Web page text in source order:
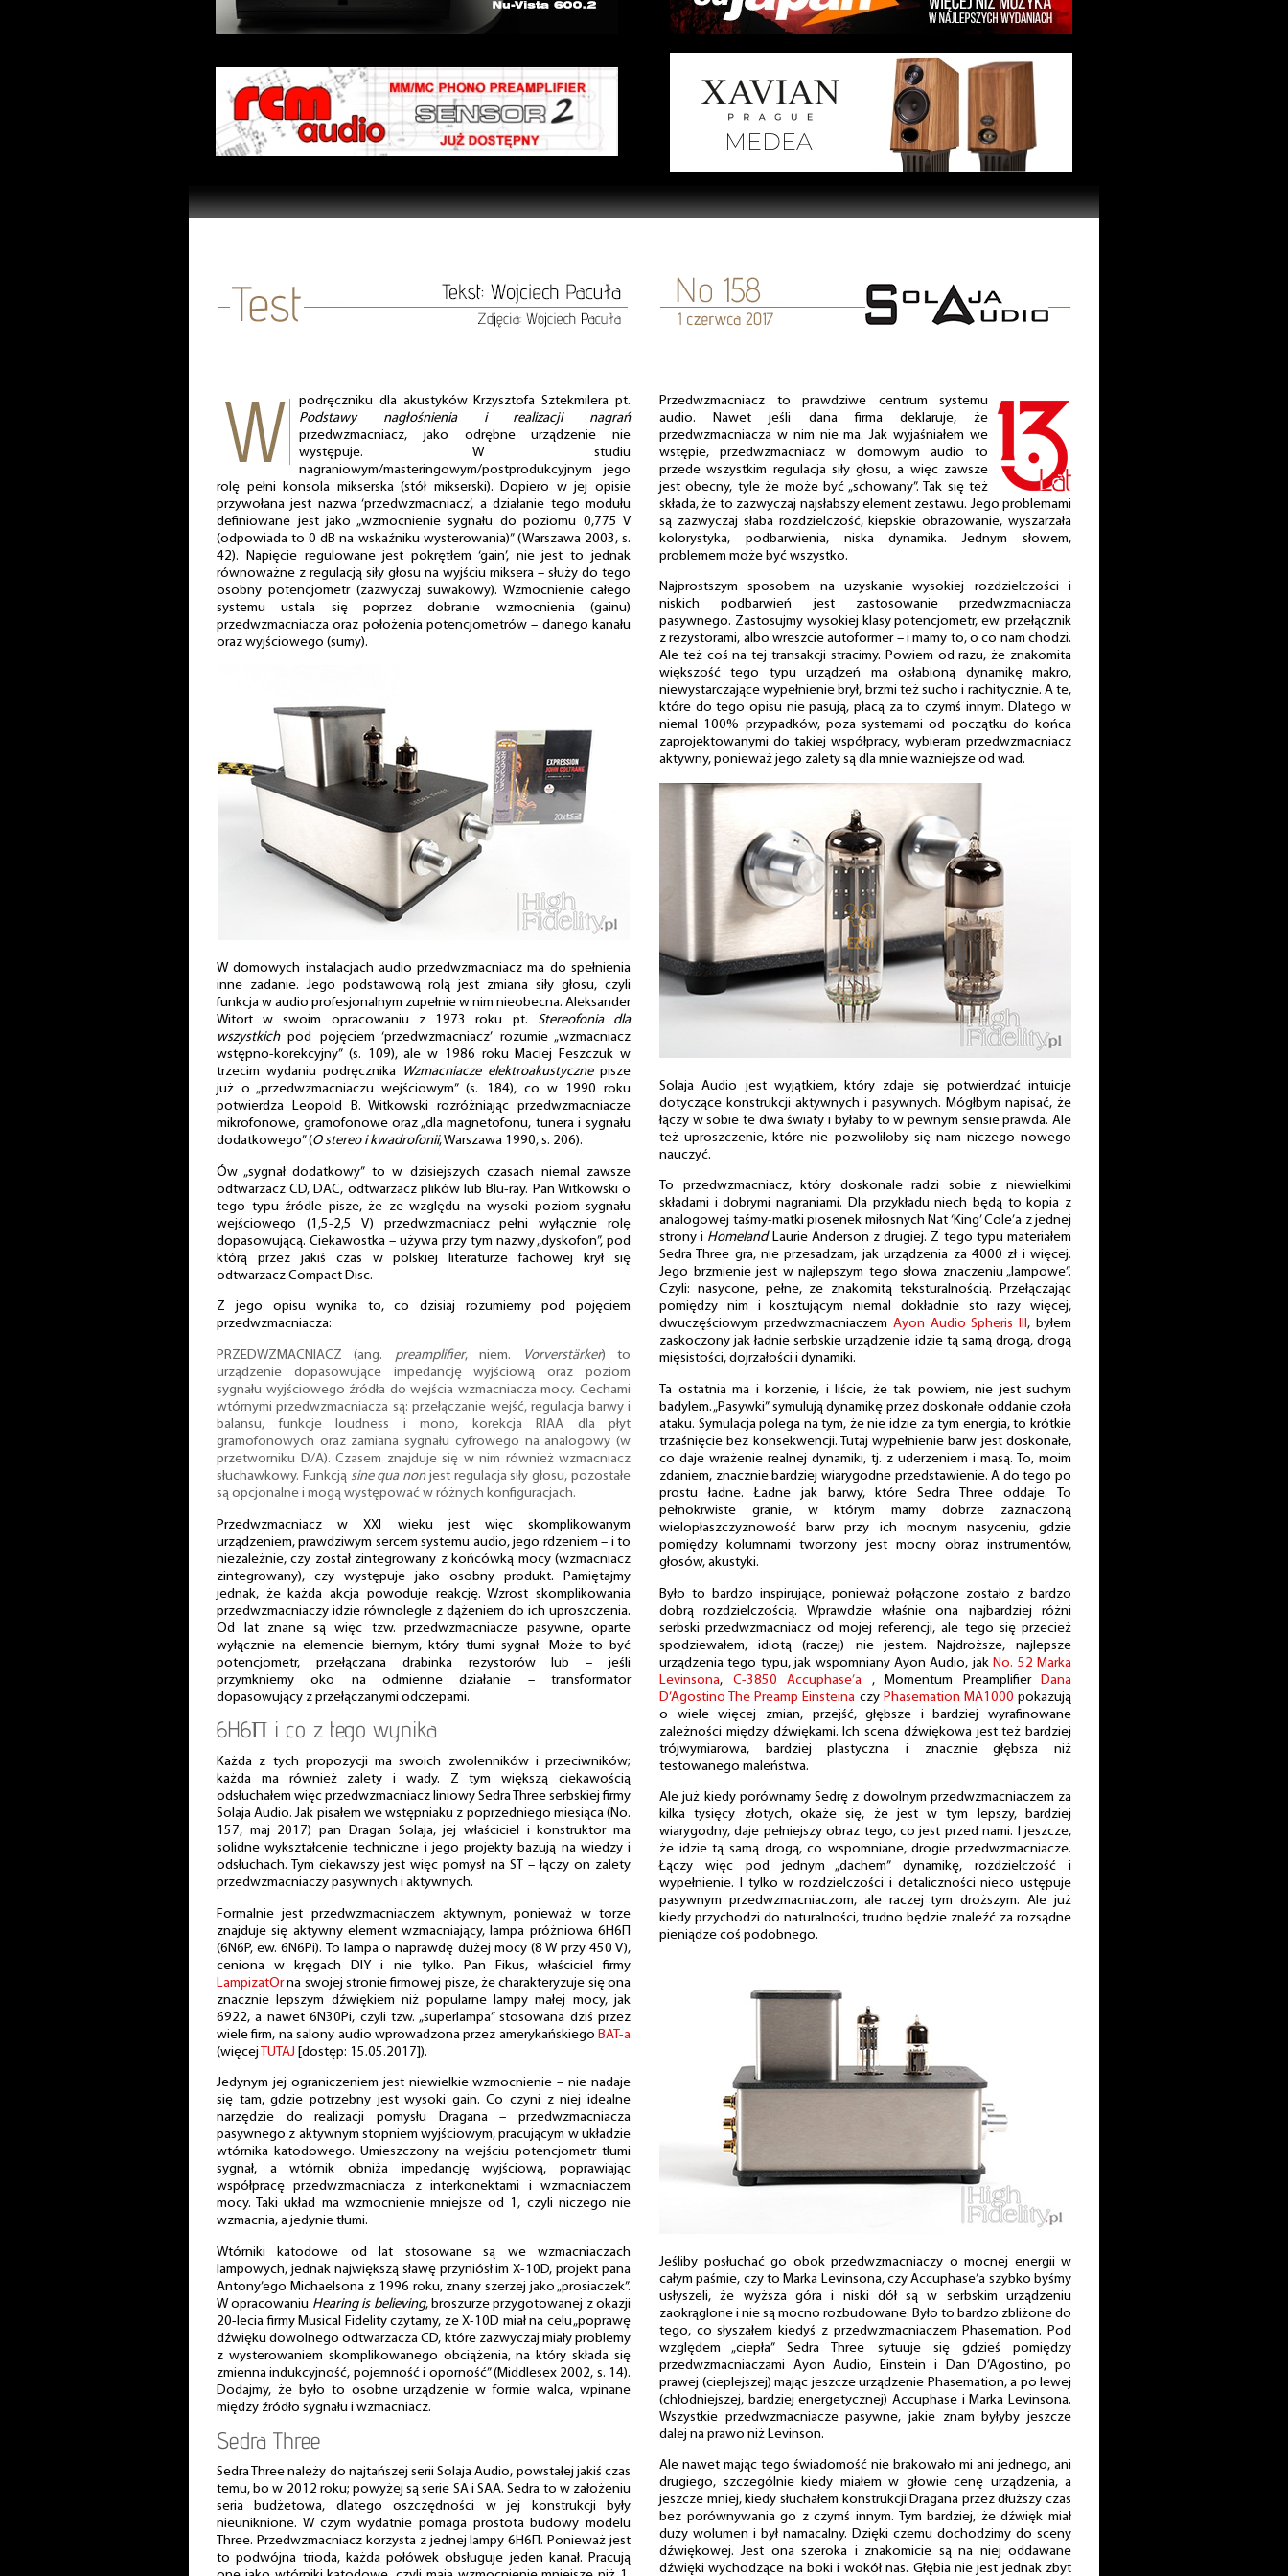
podręczniku dla akustyków Krzysztofa Sztekmilera pt.
Podstawy nagłośnienia i realizacji nagrań
przedwzmacniacz, jako odrębne urządzenie nie
występuje. W studiu
nagraniowym/masteringowym/postprodukcyjnym jego
rolę pełni konsola mikserska (stół mikserski). Dopiero w jej opisie
przywołana jest nazwa ‘przedwzmacniacz’, a działanie tego modułu
definiowane jest jako „wzmocnienie sygnału do poziomu 0,775 V
(odpowiada to 0 dB na wskaźniku wysterowania)” (Warszawa 2003, s.
42). Napięcie regulowane jest pokrętłem ‘gain’, nie jest to jednak
równoważne z regulacją siły głosu na wyjściu miksera – służy do tego
osobny potencjometr (zazwyczaj suwakowy). Wzmocnienie całego
systemu ustala się poprzez dobranie wzmocnienia (gainu)
przedwzmacniacza oraz położenia potencjometrów – danego kanału
oraz wyjściowego (sumy).
W domowych instalacjach audio przedwzmacniacz ma do spełnienia
inne zadanie. Jego podstawową rolą jest zmiana siły głosu, czyli
funkcja w audio profesjonalnym zupełnie w nim nieobecna. Aleksander
Witort w swoim opracowaniu z 1973 roku pt. Stereofonia dla
wszystkichpod pojęciem ‘przedwzmacniacz’ rozumie „wzmacniacz
wstępno-korekcyjny” (s. 109), ale w 1986 roku Maciej Feszczuk w
trzecim wydaniu podręcznika
Wzmacniacze elektroakustycznepisze
już o „przedwzmacniaczu wejściowym” (s. 184), co w 1990 roku
potwierdza Leopold B. Witkowski rozróżniając przedwzmacniacze
mikrofonowe, gramofonowe oraz „dla magnetofonu, tunera i sygnału
dodatkowego” (O stereo i kwadrofonii, Warszawa 1990, s. 206).
Ów „sygnał dodatkowy” to w dzisiejszych czasach niemal zawsze
odtwarzacz CD, DAC, odtwarzacz plików lub Blu-ray. Pan Witkowski o
tego typu źródle pisze, że ze względu na wysoki poziom sygnału
wejściowego (1,5-2,5 V) przedwzmacniacz pełni wyłącznie rolę
dopasowującą. Ciekawostka – używa przy tym nazwy „dyskofon”, pod
którą przez jakiś czas w polskiej literaturze fachowej krył się
odtwarzacz Compact Disc.
Z jego opisu wynika to, co dzisiaj rozumiemy pod pojęciem
przedwzmacniacza:
PRZEDWZMACNIACZ (ang. preamplifier, niem. Vorverstärker) to
urządzenie dopasowujące impedancję wyjściową oraz poziom
sygnału wyjściowego źródła do wejścia wzmacniacza mocy. Cechami
wtórnymi przedwzmacniacza są: przełączanie wejść, regulacja barwy i
balansu, funkcje loudness i mono, korekcja RIAA dla płyt
gramofonowych oraz zamiana sygnału cyfrowego na analogowy (w
przetworniku D/A). Czasem znajduje się w nim również wzmacniacz
słuchawkowy. Funkcją sine qua nonjest regulacja siły głosu, pozostałe
są opcjonalne i mogą występować w różnych konfiguracjach.
Przedwzmacniacz w XXI wieku jest więc skomplikowanym
urządzeniem, prawdziwym sercem systemu audio, jego rdzeniem – i to
niezależnie, czy został zintegrowany z końcówką mocy (wzmacniacz
zintegrowany), czy występuje jako osobny produkt. Pamiętajmy
jednak, że każda akcja powoduje reakcję. Wzrost skomplikowania
przedwzmacniaczy idzie równolegle z dążeniem do ich uproszczenia.
Od lat znane są więc tzw. przedwzmacniacze pasywne, oparte
wyłącznie na elemencie biernym, który tłumi sygnał. Może to być
potencjometr, przełączana drabinka rezystorów lub – jeśli
przymkniemy oko na odmienne działanie – transformator
dopasowujący z przełączanymi odczepami.
6H6П i co z tego wynika
Każda z tych propozycji ma swoich zwolenników i przeciwników;
każda ma również zalety i wady. Z tym większą ciekawością
odsłuchałem więc przedwzmacniacz liniowy Sedra Three serbskiej firmy
Solaja Audio. Jak pisałem we wstępniaku z poprzedniego miesiąca (No.
157, maj 2017) pan Dragan Solaja, jej właściciel i konstruktor ma
solidne wykształcenie techniczne i jego projekty bazują na wiedzy i
odsłuchach. Tym ciekawszy jest więc pomysł na ST – łączy on zalety
przedwzmacniaczy pasywnych i aktywnych.
Formalnie jest przedwzmacniaczem aktywnym, ponieważ w torze
znajduje się aktywny element wzmacniający, lampa próżniowa 6H6П
(6N6P, ew. 6N6Pi). To lampa o naprawdę dużej mocy (8 W przy 450 V),
ceniona w kręgach DIY i nie tylko. Pan Fikus, właściciel firmy
LampizatOrna swojej stronie firmowej pisze, że charakteryzuje się ona
znacznie lepszym dźwiękiem niż popularne lampy małej mocy, jak
6922, a nawet 6N30Pi, czyli tzw. „superlampa” stosowana dziś przez
wiele firm, na salony audio wprowadzona przez amerykańskiego BAT-a
(więcej TUTAJ [dostęp: 15.05.2017]).
Jedynym jej ograniczeniem jest niewielkie wzmocnienie – nie nadaje
się tam, gdzie potrzebny jest wysoki gain. Co czyni z niej idealne
narzędzie do realizacji pomysłu Dragana – przedwzmacniacza
pasywnego z aktywnym stopniem wyjściowym, pracującym w układzie
wtórnika katodowego. Umieszczony na wejściu potencjometr tłumi
sygnał, a wtórnik obniża impedancję wyjściową, poprawiając
współpracę przedwzmacniacza z interkonektami i wzmacniaczem
mocy. Taki układ ma wzmocnienie mniejsze od 1, czyli niczego nie
wzmacnia, a jedynie tłumi.
Wtórniki katodowe od lat stosowane są we wzmacniaczach
lampowych, jednak największą sławę przyniósł im X-10D, projekt pana
Antony’ego Michaelsona z 1996 roku, znany szerzej jako „prosiaczek”.
W opracowaniu Hearing is believing, broszurze przygotowanej z okazji
20-lecia firmy Musical Fidelity czytamy, że X-10D miał na celu „poprawę
dźwięku dowolnego odtwarzacza CD, które zazwyczaj miały problemy
z wysterowaniem skomplikowanego obciążenia, na który składa się
zmienna indukcyjność, pojemność i oporność” (Middlesex 2002, s. 14).
Dodajmy, że było to osobne urządzenie w formie walca, wpinane
między źródło sygnału i wzmacniacz.
Sedra Three
Sedra Three należy do najtańszej serii Solaja Audio, powstałej jakiś czas
temu, bo w 2012 roku; powyżej są serie SA i SAA. Sedra to w założeniu
seria budżetowa, dlatego oszczędności w jej konstrukcji były
nieuniknione. W czym wydatnie pomaga prostota budowy modelu
Three. Przedwzmacniacz korzysta z jednej lampy 6H6П. Ponieważ jest
to podwójna trioda, każda połówek obsługuje jeden kanał. Pracują
Przedwzmacniacz to prawdziwe centrum systemu
audio. Nawet jeśli dana firma deklaruje, że
przedwzmacniacza w nim nie ma. Jak wyjaśniałem we
wstępie, przedwzmacniacz w domowym audio to
przede wszystkim regulacja siły głosu, a więc zawsze
jest obecny, tyle że może być „schowany”. Tak się też
składa, że to zazwyczaj najsłabszy element zestawu. Jego problemami
są zazwyczaj słaba rozdzielczość, kiepskie obrazowanie, wyszarzała
kolorystyka, podbarwienia, niska dynamika. Jednym słowem,
problemem może być wszystko.
Najprostszym sposobem na uzyskanie wysokiej rozdzielczości i
niskich podbarwień jest zastosowanie przedwzmacniacza
pasywnego. Zastosujmy wysokiej klasy potencjometr, ew. przełącznik
z rezystorami, albo wreszcie autoformer – i mamy to, o co nam chodzi.
Ale też coś na tej transakcji stracimy. Powiem od razu, że znakomita
większość tego typu urządzeń ma osłabioną dynamikę makro,
niewystarczające wypełnienie brył, brzmi też sucho i rachitycznie. A te,
które do tego opisu nie pasują, płacą za to czymś innym. Dlatego w
niemal 100% przypadków, poza systemami od początku do końca
zaprojektowanymi do takiej współpracy, wybieram przedwzmacniacz
aktywny, ponieważ jego zalety są dla mnie ważniejsze od wad.
Solaja Audio jest wyjątkiem, który zdaje się potwierdzać intuicje
dotyczące konstrukcji aktywnych i pasywnych. Mógłbym napisać, że
łączy w sobie te dwa światy i byłaby to w pewnym sensie prawda. Ale
też uproszczenie, które nie pozwoliłoby się nam niczego nowego
nauczyć.
To przedwzmacniacz, który doskonale radzi sobie z niewielkimi
składami i dobrymi nagraniami. Dla przykładu niech będą to kopia z
analogowej taśmy-matki piosenek miłosnych Nat ‘King’ Cole’a z jednej
strony i HomelandLaurie Anderson z drugiej. Z tego typu materiałem
Sedra Three gra, nie przesadzam, jak urządzenia za 4000 zł i więcej.
Jego brzmienie jest w najlepszym tego słowa znaczeniu „lampowe”.
Czyli: nasycone, pełne, ze znakomitą teksturalnością. Przełączając
pomiędzy nim i kosztującym niemal dokładnie sto razy więcej,
dwuczęściowym przedwzmacniaczem Ayon Audio Spheris III, byłem
zaskoczony jak ładnie serbskie urządzenie idzie tą samą drogą, drogą
mięsistości, dojrzałości i dynamiki.
Ta ostatnia ma i korzenie, i liście, że tak powiem, nie jest suchym
badylem. „Pasywki” symulują dynamikę przez doskonałe oddanie czoła
ataku. Symulacja polega na tym, że nie idzie za tym energia, to krótkie
trzaśnięcie bez konsekwencji. Tutaj wypełnienie barw jest doskonałe,
co daje wrażenie realnej dynamiki, tj. z uderzeniem i masą. To, moim
zdaniem, znacznie bardziej wiarygodne przedstawienie. A do tego po
prostu ładne. Ładne jak barwy, które Sedra Three oddaje. To
pełnokrwiste granie, w którym mamy dobrze zaznaczoną
wielopłaszczyznowość barw przy ich mocnym nasyceniu, gdzie
pomiędzy kolumnami tworzony jest mocny obraz instrumentów,
głosów, akustyki.
Było to bardzo inspirujące, ponieważ połączone zostało z bardzo
dobrą rozdzielczością. Wprawdzie właśnie ona najbardziej różni
serbski przedwzmacniacz od mojej referencji, ale tego się przecież
spodziewałem, idiotą (raczej) nie jestem. Najdroższe, najlepsze
urządzenia tego typu, jak wspomniany Ayon Audio, jak No. 52 Marka
Levinsona, C-3850 Accuphase’a , Momentum Preamplifier Dana
D’Agostino The Preamp Einsteina czy Phasemation MA1000 pokazują
o wiele więcej zmian, przejść, głębsze i bardziej wyrafinowane
zależności między dźwiękami. Ich scena dźwiękowa jest też bardziej
trójwymiarowa, bardziej plastyczna i znacznie głębsza niż
testowanego maleństwa.
Ale już kiedy porównamy Sedrę z dowolnym przedwzmacniaczem za
kilka tysięcy złotych, okaże się, że jest w tym lepszy, bardziej
wiarygodny, daje pełniejszy obraz tego, co jest przed nami. I jeszcze,
że idzie tą samą drogą, co wspomniane, drogie przedwzmacniacze.
Łączy więc pod jednym „dachem” dynamikę, rozdzielczość i
wypełnienie. I tylko w rozdzielczości i detaliczności nieco ustępuje
pasywnym przedwzmacniaczom, ale raczej tym droższym. Ale już
kiedy przychodzi do naturalności, trudno będzie znaleźć za rozsądne
pieniądze coś podobnego.
Jeśliby posłuchać go obok przedwzmacniaczy o mocnej energii w
całym paśmie, czy to Marka Levinsona, czy Accuphase’a szybko byśmy
usłyszeli, że wyższa góra i niski dół są w serbskim urządzeniu
zaokrąglone i nie są mocno rozbudowane. Było to bardzo zbliżone do
tego, co słyszałem kiedyś z przedwzmacniaczem Phasemation. Pod
względem „ciepła” Sedra Three sytuuje się gdzieś pomiędzy
przedwzmacniaczami Ayon Audio, Einstein i Dan D’Agostino, po
prawej (cieplejszej) mając jeszcze urządzenie Phasemation, a po lewej
(chłodniejszej, bardziej energetycznej) Accuphase i Marka Levinsona.
Wszystkie przedwzmacniacze pasywne, jakie znam byłyby jeszcze
dalej na prawo niż Levinson.
Ale nawet mając tego świadomość nie brakowało mi ani jednego, ani
drugiego, szczególnie kiedy miałem w głowie cenę urządzenia, a
jeszcze mniej, kiedy słuchałem konstrukcji Dragana przez dłuższy czas
bez porównywania go z czymś innym. Tym bardziej, że dźwięk miał
duży wolumen i był namacalny. Dzięki czemu dochodzimy do sceny
dźwiękowej. Jest ona szeroka i znakomicie są na niej oddawane
dźwięki wychodzące na boki i wokół nas. Głębia nie jest jednak zbyt